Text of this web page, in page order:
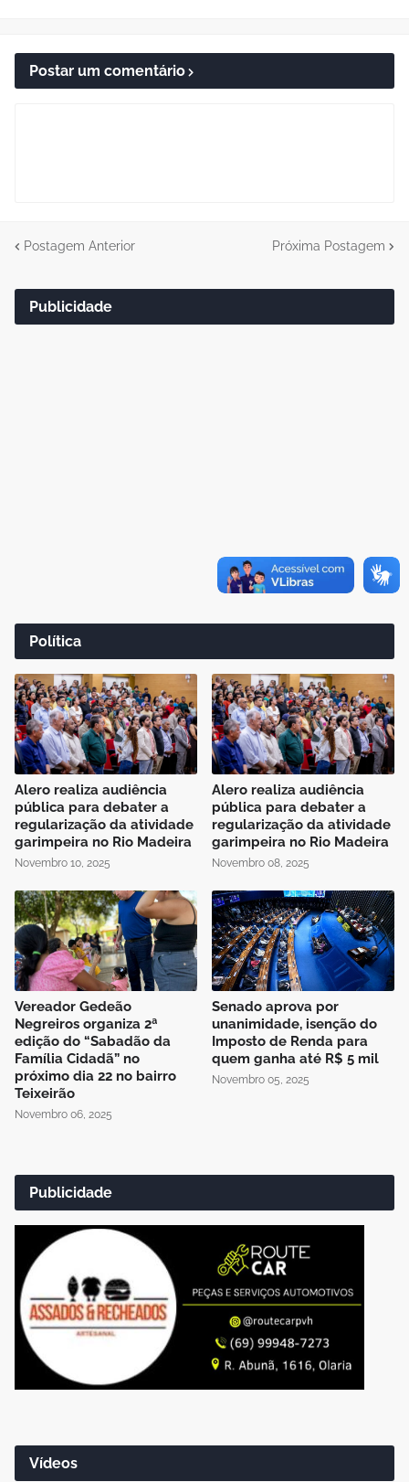
Postar um comentário
Postagem Anterior Próxima Postagem
Publicidade
Política
Alero realiza audiência
pública para debater a
regularização da atividade
garimpeira no Rio Madeira
Novembro 10, 2025
Alero realiza audiência
pública para debater a
regularização da atividade
garimpeira no Rio Madeira
Novembro 08, 2025
Vereador Gedeão
Negreiros organiza 2ª
edição do “Sabadão da
Família Cidadã” no
próximo dia 22 no bairro
Teixeirão
Novembro 06, 2025
Senado aprova por
unanimidade, isenção do
Imposto de Renda para
quem ganha até R$ 5 mil
Novembro 05, 2025
Publicidade
Vídeos